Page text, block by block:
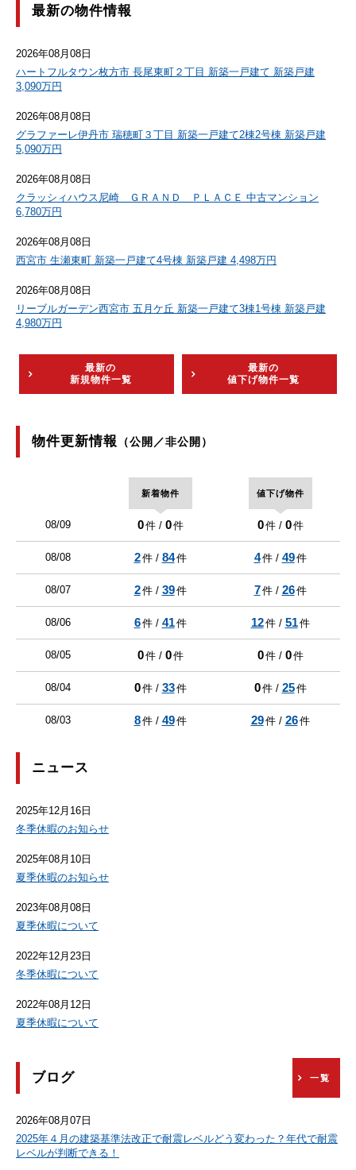
最新の物件情報
2026年08月08日
ハートフルタウン枚方市 長尾東町２丁目 新築一戸建て 新築戸建
3,090万円
2026年08月08日
グラファーレ伊丹市 瑞穂町３丁目 新築一戸建て2棟2号棟 新築戸建
5,090万円
2026年08月08日
クラッシィハウス尼崎 ＧＲＡＮＤ ＰＬＡＣＥ 中古マンション
6,780万円
2026年08月08日
西宮市 生瀬東町 新築一戸建て4号棟 新築戸建 4,498万円
2026年08月08日
リーブルガーデン西宮市 五月ケ丘 新築一戸建て3棟1号棟 新築戸建
4,980万円
最新の
新規物件一覧
最新の
値下げ物件一覧
物件更新情報 （公開／非公開）
新着物件 値下げ物件
08/09 0件 / 0件 0件 / 0件
08/08 2件 / 84件 4件 / 49件
08/07 2件 / 39件 7件 / 26件
08/06 6件 / 41件 12件 / 51件
08/05 0件 / 0件 0件 / 0件
08/04 0件 / 33件 0件 / 25件
08/03 8件 / 49件 29件 / 26件
ニュース
2025年12月16日
冬季休暇のお知らせ
2025年08月10日
夏季休暇のお知らせ
2023年08月08日
夏季休暇について
2022年12月23日
冬季休暇について
2022年08月12日
夏季休暇について
ブログ 一覧
2026年08月07日
2025年４月の建築基準法改正で耐震レベルどう変わった？年代で耐震
レベルが判断できる！